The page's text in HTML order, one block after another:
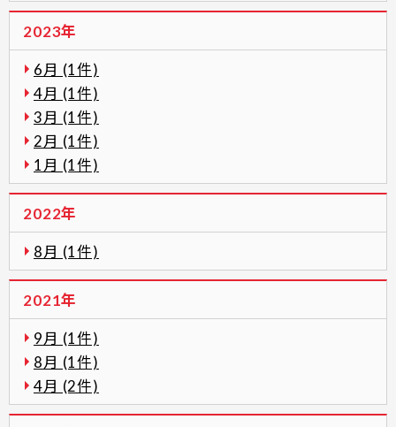
2023年
6月 (1件)
4月 (1件)
3月 (1件)
2月 (1件)
1月 (1件)
2022年
8月 (1件)
2021年
9月 (1件)
8月 (1件)
4月 (2件)